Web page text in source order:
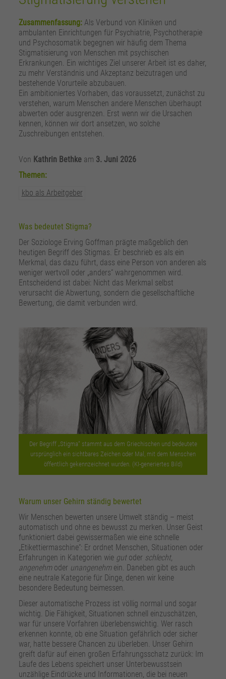
Zusammenfassung:Als Verbund von Kliniken und
ambulanten Einrichtungen für Psychiatrie, Psychotherapie
und Psychosomatik begegnen wir häufig dem Thema
Stigmatisierung von Menschen mit psychischen
Erkrankungen. Ein wichtiges Ziel unserer Arbeit ist es daher,
zu mehr Verständnis und Akzeptanz beizutragen und
bestehende Vorurteile abzubauen.
Ein ambitioniertes Vorhaben, das voraussetzt, zunächst zu
verstehen, warum Menschen andere Menschen überhaupt
abwerten oder ausgrenzen. Erst wenn wir die Ursachen
kennen, können wir dort ansetzen, wo solche
Zuschreibungen entstehen.
Von Kathrin Bethkeam 3. Juni 2026
Themen:
kbo als Arbeitgeber
Was bedeutet Stigma?
Der Soziologe Erving Goffman prägte maßgeblich den
heutigen Begriff des Stigmas. Er beschrieb es als ein
Merkmal, das dazu führt, dass eine Person von anderen als
weniger wertvoll oder „anders“ wahrgenommen wird.
Entscheidend ist dabei: Nicht das Merkmal selbst
verursacht die Abwertung, sondern die gesellschaftliche
Bewertung, die damit verbunden wird.
Der Begriff „Stigma“ stammt aus dem Griechischen und bedeutete
ursprünglich ein sichtbares Zeichen oder Mal, mit dem Menschen
öffentlich gekennzeichnet wurden. (KI-generiertes Bild)
Warum unser Gehirn ständig bewertet
Wir Menschen bewerten unsere Umwelt ständig – meist
automatisch und ohne es bewusst zu merken. Unser Geist
funktioniert dabei gewissermaßen wie eine schnelle
„Etikettiermaschine“: Er ordnet Menschen, Situationen oder
Erfahrungen in Kategorien wie gutoder schlecht,
angenehmoder unangenehmein. Daneben gibt es auch
eine neutrale Kategorie für Dinge, denen wir keine
besondere Bedeutung beimessen.
Dieser automatische Prozess ist völlig normal und sogar
wichtig. Die Fähigkeit, Situationen schnell einzuschätzen,
war für unsere Vorfahren überlebenswichtig. Wer rasch
erkennen konnte, ob eine Situation gefährlich oder sicher
war, hatte bessere Chancen zu überleben. Unser Gehirn
greift dafür auf einen großen Erfahrungsschatz zurück: Im
Laufe des Lebens speichert unser Unterbewusstsein
unzählige Eindrücke und Informationen, die bei neuen
Zweck Speichert die Kontrasteinstellung der Webseite.
zusätzliche Informationen anzubieten.